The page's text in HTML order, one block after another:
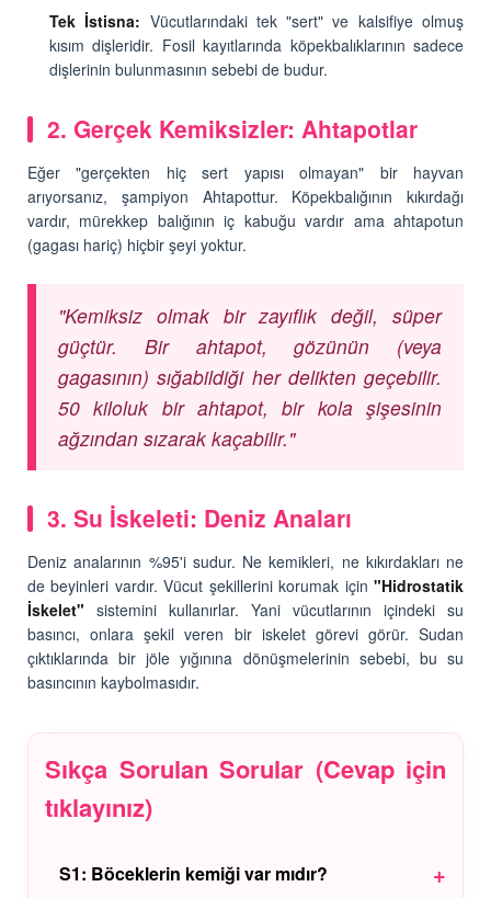
Tek İstisna: Vücutlarındaki tek "sert" ve kalsifiye olmuş
kısım dişleridir. Fosil kayıtlarında köpekbalıklarının sadece
dişlerinin bulunmasının sebebi de budur.
2. Gerçek Kemiksizler: Ahtapotlar
Eğer "gerçekten hiç sert yapısı olmayan" bir hayvan
arıyorsanız, şampiyon Ahtapottur. Köpekbalığının kıkırdağı
vardır, mürekkep balığının iç kabuğu vardır ama ahtapotun
(gagası hariç) hiçbir şeyi yoktur.
"Kemiksiz olmak bir zayıflık değil, süper
güçtür. Bir ahtapot, gözünün (veya
gagasının) sığabildiği her delikten geçebilir.
50 kiloluk bir ahtapot, bir kola şişesinin
ağzından sızarak kaçabilir."
3. Su İskeleti: Deniz Anaları
Deniz analarının %95'i sudur. Ne kemikleri, ne kıkırdakları ne
de beyinleri vardır. Vücut şekillerini korumak için "Hidrostatik
İskelet" sistemini kullanırlar. Yani vücutlarının içindeki su
basıncı, onlara şekil veren bir iskelet görevi görür. Sudan
çıktıklarında bir jöle yığınına dönüşmelerinin sebebi, bu su
basıncının kaybolmasıdır.
Sıkça Sorulan Sorular (Cevap için
tıklayınız)
S1: Böceklerin kemiği var mıdır? +